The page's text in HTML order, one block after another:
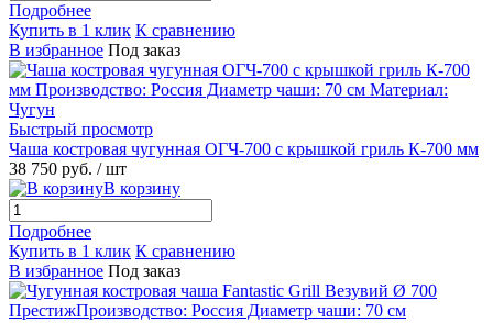
Подробнее
Купить в 1 клик К сравнению
В избранное Под заказ
Быстрый просмотр
Чаша костровая чугунная ОГЧ-700 с крышкой гриль К-700 мм
38 750 руб. / шт
В корзину
Подробнее
Купить в 1 клик К сравнению
В избранное Под заказ